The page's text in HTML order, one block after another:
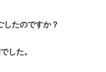
たのですか？
した。